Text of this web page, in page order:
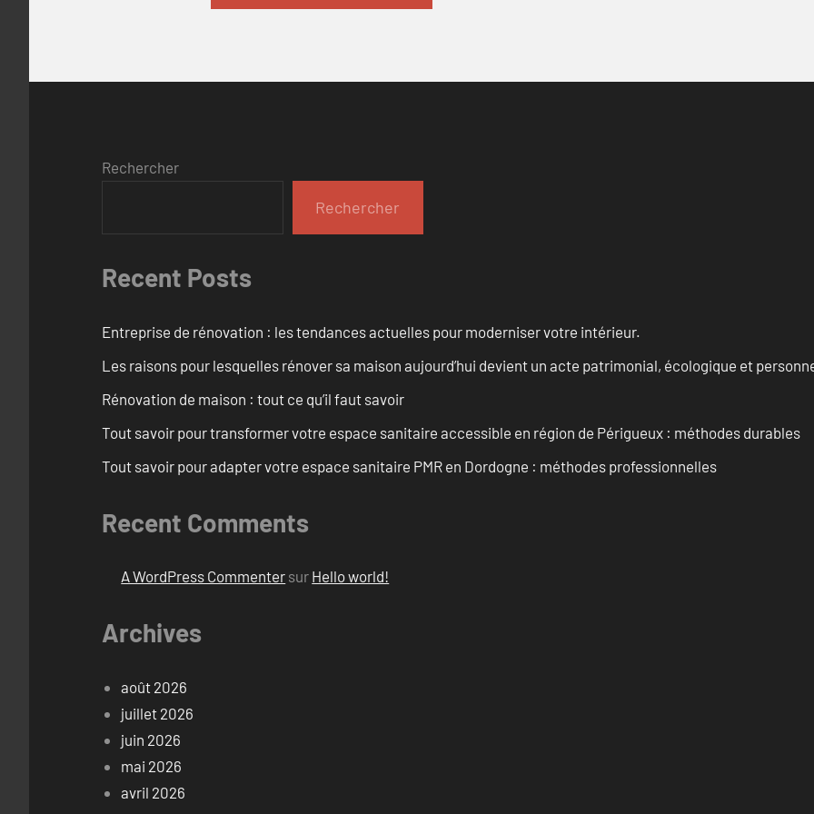
Rechercher
Rechercher
Recent Posts
Entreprise de rénovation : les tendances actuelles pour moderniser votre intérieur.
Les raisons pour lesquelles rénover sa maison aujourd’hui devient un acte patrimonial, écologique et
Rénovation de maison : tout ce qu’il faut savoir
Tout savoir pour transformer votre espace sanitaire accessible en région de Périgueux : méthodes durables
Tout savoir pour adapter votre espace sanitaire PMR en Dordogne : méthodes professionnelles
Recent Comments
A WordPress Commenter sur Hello world!
Archives
août 2026
juillet 2026
juin 2026
mai 2026
avril 2026